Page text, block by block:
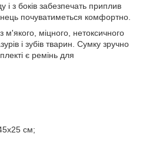
і з боків забезпечать приплив
почуватиметься комфортно.
з м'якого, міцного, нетоксичного
і зубів тварин. Сумку зручно
є ремінь для
см;